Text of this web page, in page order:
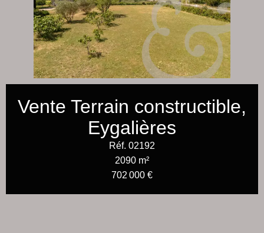
Vente Terrain constructible,
Eygalières
Réf. 02192
2090 m²
702 000 €